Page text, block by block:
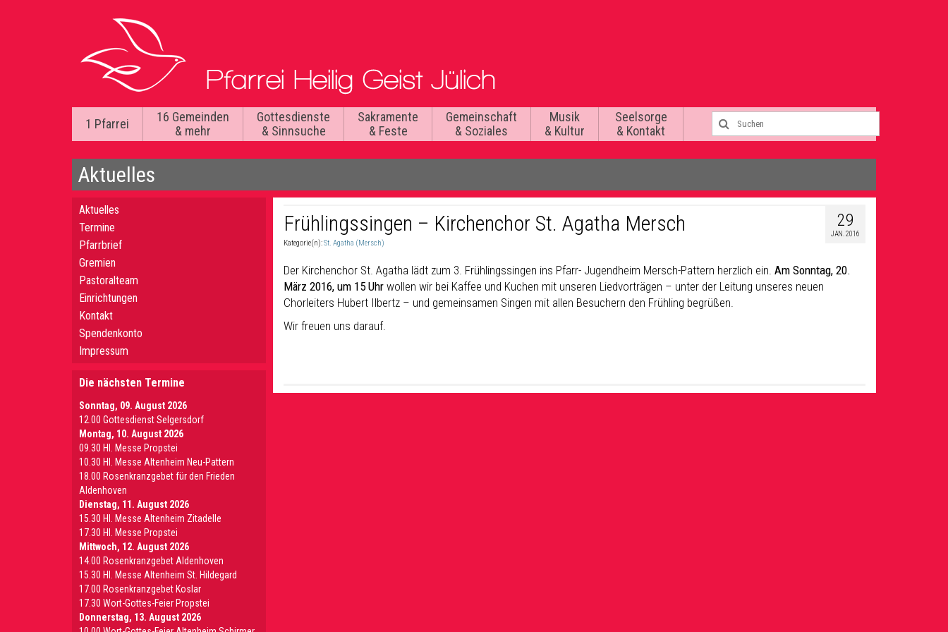
1 Pfarrei
16 Gemeinden
& mehr
Gottesdienste
& Sinnsuche
Sakramente
& Feste
Gemeinschaft
& Soziales
Musik
& Kultur
Seelsorge
& Kontakt
Aktuelles
29
JAN. 2016
Frühlingssingen – Kirchenchor St. Agatha Mersch
Kategorie(n):St. Agatha (Mersch)
Der Kirchenchor St. Agatha lädt zum 3. Frühlingssingen ins Pfarr- Jugendheim Mersch-Pattern herzlich ein. Am Sonntag, 20.
März 2016, um 15 Uhr wollen wir bei Kaffee und Kuchen mit unseren Liedvorträgen – unter der Leitung unseres neuen
Chorleiters Hubert Ilbertz – und gemeinsamen Singen mit allen Besuchern den Frühling begrüßen.
Wir freuen uns darauf.
Aktuelles
Termine
Pfarrbrief
Gremien
Pastoralteam
Einrichtungen
Kontakt
Spendenkonto
Impressum
Die nächsten Termine
Sonntag, 09. August 2026
12.00 Gottesdienst Selgersdorf
Montag, 10. August 2026
09.30 Hl. Messe Propstei
10.30 Hl. Messe Altenheim Neu-Pattern
18.00 Rosenkranzgebet für den Frieden
Aldenhoven
Dienstag, 11. August 2026
15.30 Hl. Messe Altenheim Zitadelle
17.30 Hl. Messe Propstei
Mittwoch, 12. August 2026
14.00 Rosenkranzgebet Aldenhoven
15.30 Hl. Messe Altenheim St. Hildegard
17.00 Rosenkranzgebet Koslar
17.30 Wort-Gottes-Feier Propstei
Donnerstag, 13. August 2026